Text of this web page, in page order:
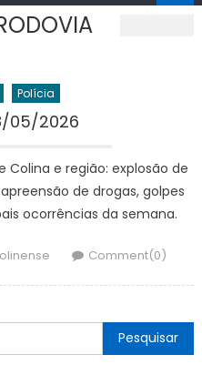
Polícia
05/2026
e região: explosão de
de drogas, golpes
ocorrências da semana.
Comment(0)